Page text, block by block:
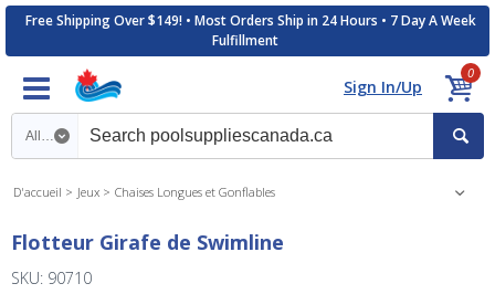
Free Shipping Over $149! • Most Orders Ship in 24 Hours • 7 Day A Week
Fulfillment
Sign In/Up
0
Search category
D'accueil Jeux Chaises Longues et Gonflables
Flotteur Girafe de Swimline
SKU: 90710